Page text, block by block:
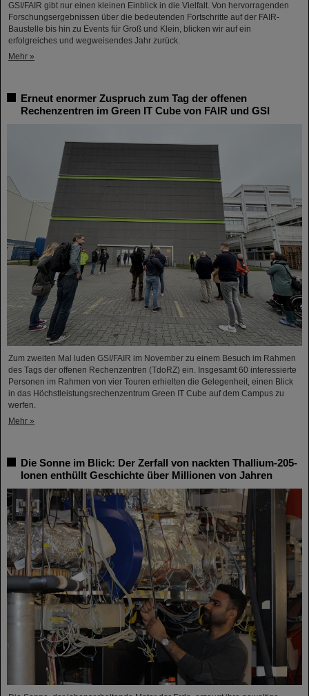
GSI/FAIR gibt nur einen kleinen Einblick in die Vielfalt. Von hervorragenden
Forschungsergebnissen über die bedeutenden Fortschritte auf der FAIR-
Baustelle bis hin zu Events für Groß und Klein, blicken wir auf ein
erfolgreiches und wegweisendes Jahr zurück.
Mehr »
Erneut enormer Zuspruch zum Tag der offenen
Rechenzentren im Green IT Cube von FAIR und GSI
Zum zweiten Mal luden GSI/FAIR im November zu einem Besuch im Rahmen
des Tags der offenen Rechenzentren (TdoRZ) ein. Insgesamt 60 interessierte
Personen im Rahmen von vier Touren erhielten die Gelegenheit, einen Blick
in das Höchstleistungsrechenzentrum Green IT Cube auf dem Campus zu
werfen.
Mehr »
Die Sonne im Blick: Der Zerfall von nackten Thallium-205-
Ionen enthüllt Geschichte über Millionen von Jahren